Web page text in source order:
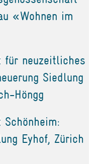
«Wohnen im
für neuzeitliches
Siedlung
Höngg
Schönheim:
Eyhof, Zürich